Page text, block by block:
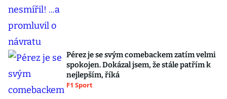
Pérez je se svým comebackem zatím velmi
spokojen. Dokázal jsem, že stále patřím k
nejlepším, říká
F1 Sport